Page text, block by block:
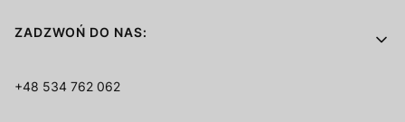
ZADZWOŃ DO NAS:
+48 534 762 062